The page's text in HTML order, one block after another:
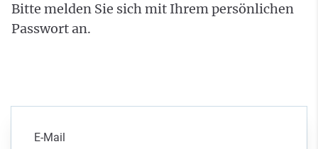
Bitte melden Sie sich mit Ihrem persönlichen
Passwort an.
E-Mail